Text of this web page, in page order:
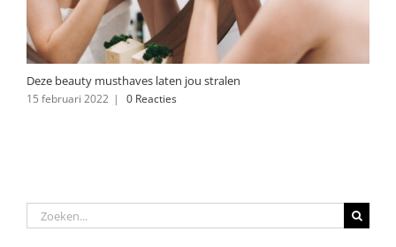
Deze beauty musthaves laten jou stralen
15 februari 2022 | 0 Reacties
Zoeken
naar: